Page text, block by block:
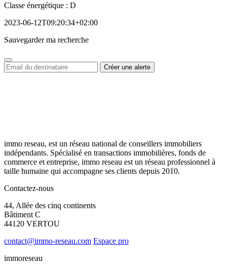
Classe énergétique : D
2023-06-12T09:20:34+02:00
Sauvegarder ma recherche
immo reseau, est un réseau national de conseillers immobiliers
indépendants. Spécialisé en transactions immobilières, fonds de
commerce et entreprise, immo reseau est un réseau professionnel à
taille humaine qui accompagne ses clients depuis 2010.
Contactez-nous
44, Allée des cinq continents
Bâtiment C
44120 VERTOU
contact@immo-reseau.com Espace pro
immoreseau